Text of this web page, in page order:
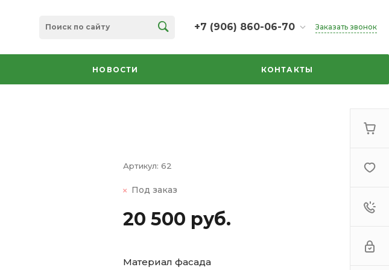
+7 (906) 860-06-70
+7 (906) 860-06-70
г. Челябинск, ТК Кольцо,
секция 35
Заказать звонок
НОВОСТИ КОНТАКТЫ
Артикул: 62
Под заказ
20 500 руб.
Материал фасада